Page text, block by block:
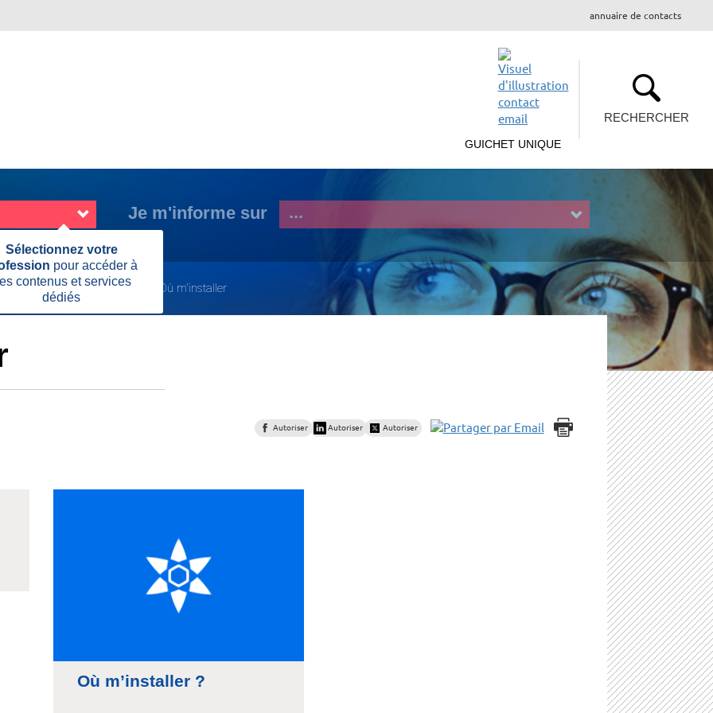
annuaire de contacts
GUICHET UNIQUE
RECHERCHER
Je m'informe sur
Sélectionnez votre
pour accéder à
contenus et services
dédiés
cette
et les démarches
Où m'installer
Autoriser Autoriser Autoriser
Où m’installer ?